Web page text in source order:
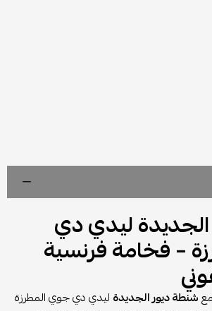
ليدي دي
– فخامة فرنسية
شنطة ديور الجديدة ليدي دي جوي المطرزة